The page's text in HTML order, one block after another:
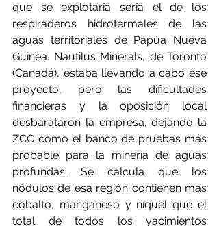
que se explotaría sería el de los
respiraderos hidrotermales de las
aguas territoriales de Papúa Nueva
Guinea. Nautilus Minerals, de Toronto
(Canadá), estaba llevando a cabo ese
proyecto, pero las dificultades
financieras y la oposición local
desbarataron la empresa, dejando la
ZCC como el banco de pruebas más
probable para la minería de aguas
profundas. Se calcula que los
nódulos de esa región contienen más
cobalto, manganeso y níquel que el
total de todos los yacimientos